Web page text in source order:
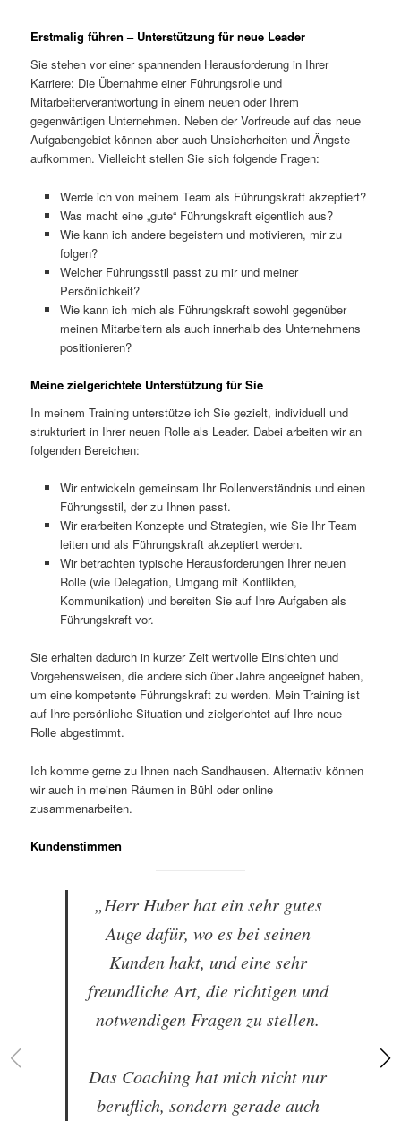
Erstmalig führen – Unterstützung für neue Leader
Sie stehen vor einer spannenden Herausforderung in Ihrer
Karriere: Die Übernahme einer Führungsrolle und
Mitarbeiterverantwortung in einem neuen oder Ihrem
gegenwärtigen Unternehmen. Neben der Vorfreude auf das neue
Aufgabengebiet können aber auch Unsicherheiten und Ängste
aufkommen. Vielleicht stellen Sie sich folgende Fragen:
Werde ich von meinem Team als Führungskraft akzeptiert?
Was macht eine „gute“ Führungskraft eigentlich aus?
Wie kann ich andere begeistern und motivieren, mir zu
folgen?
Welcher Führungsstil passt zu mir und meiner
Persönlichkeit?
Wie kann ich mich als Führungskraft sowohl gegenüber
meinen Mitarbeitern als auch innerhalb des Unternehmens
positionieren?
Meine zielgerichtete Unterstützung für Sie
In meinem Training unterstütze ich Sie gezielt, individuell und
strukturiert in Ihrer neuen Rolle als Leader. Dabei arbeiten wir an
folgenden Bereichen:
Wir entwickeln gemeinsam Ihr Rollenverständnis und einen
Führungsstil, der zu Ihnen passt.
Wir erarbeiten Konzepte und Strategien, wie Sie Ihr Team
leiten und als Führungskraft akzeptiert werden.
Wir betrachten typische Herausforderungen Ihrer neuen
Rolle (wie Delegation, Umgang mit Konflikten,
Kommunikation) und bereiten Sie auf Ihre Aufgaben als
Führungskraft vor.
Sie erhalten dadurch in kurzer Zeit wertvolle Einsichten und
Vorgehensweisen, die andere sich über Jahre angeeignet haben,
um eine kompetente Führungskraft zu werden. Mein Training ist
auf Ihre persönliche Situation und zielgerichtet auf Ihre neue
Rolle abgestimmt.
Ich komme gerne zu Ihnen nach Sandhausen. Alternativ können
wir auch in meinen Räumen in Bühl oder online
zusammenarbeiten.
Kundenstimmen
„Herr Huber hat ein sehr gutes
Auge dafür, wo es bei seinen
Kunden hakt, und eine sehr
freundliche Art, die richtigen und
notwendigen Fragen zu stellen.
Das Coaching hat mich nicht nur
beruflich, sondern gerade auch